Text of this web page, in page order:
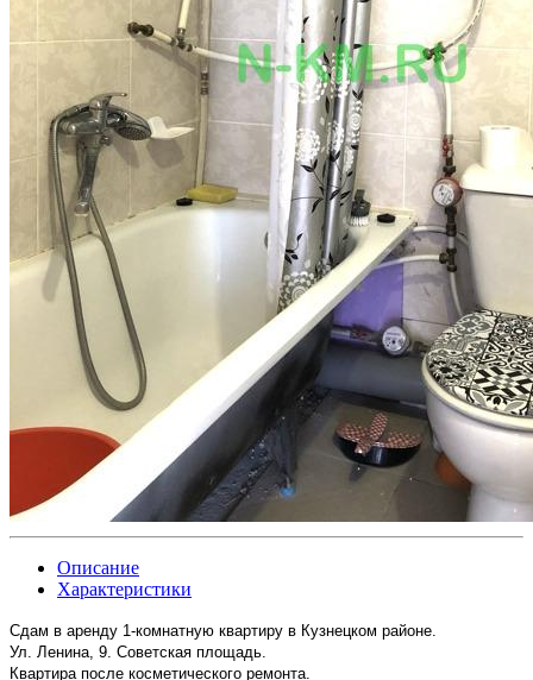
Описание
Характеристики
Сдам в аренду 1-комнатную квартиру в Кузнецком районе.
Ул. Ленина, 9. Советская площадь.
Квартира после косметического ремонта.